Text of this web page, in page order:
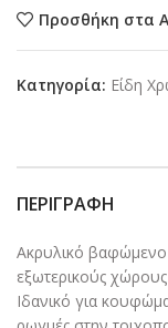
Προσθήκη στα
Κατηγορία: Είδη
ΠΕΡΙΓΡΑΦΉ
Ακρυλικό βαφώμενο
εξωτερικούς χώρους
Ιδανικό για